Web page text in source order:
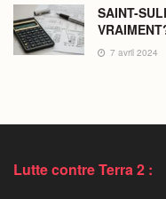
SAINT-
7 avril 2024
Lutte contre Terra 2 :